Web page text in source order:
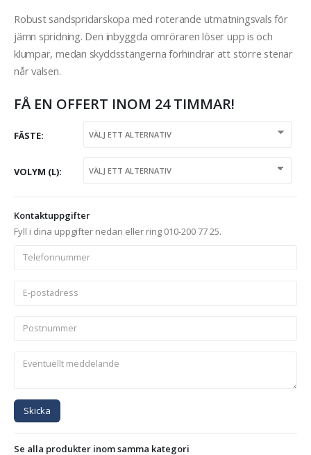
Robust sandspridarskopa med roterande utmatningsvals för
jämn spridning. Den inbyggda omröraren löser upp is och
klumpar, medan skyddsstängerna förhindrar att större stenar
når valsen.
FÅ EN OFFERT INOM 24 TIMMAR!
FÄSTE
VOLYM (L)
Kontaktuppgifter
Fyll i dina uppgifter nedan eller ring 010-200 77 25.
Skicka
Se alla produkter inom samma kategori